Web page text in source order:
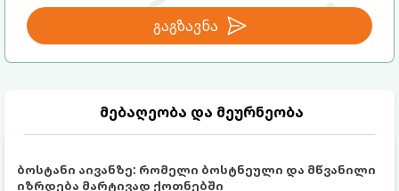
გაგზავნა
მებაღეობა და მეურნეობა
ბოსტანი აივანზე: რომელი ბოსტნეული და მწვანილი
იზრდება მარტივად ქოთნებში